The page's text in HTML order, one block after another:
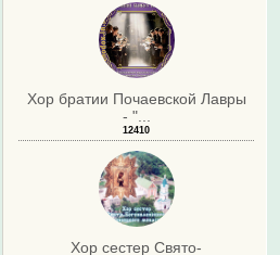
Хор братии Почаевской Лавры
- "...
12410
Хор сестер Свято-